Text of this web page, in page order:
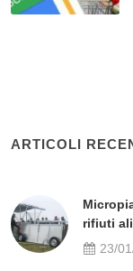
ARTICOLI
rifiuti
23/